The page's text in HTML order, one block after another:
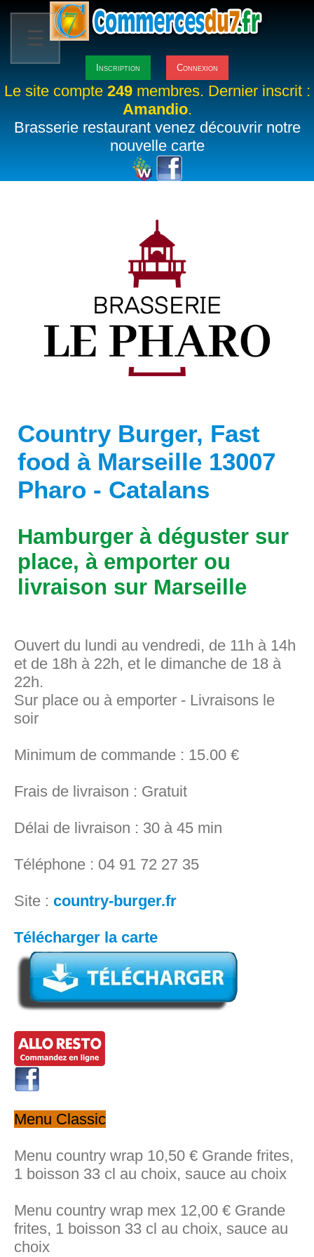
Inscription Connexion
Le site compte 249membres. Dernier inscrit :
Amandio.
Brasserie restaurant venez découvrir notre
nouvelle carte
☰
Country Burger, Fast
food à Marseille 13007
Pharo - Catalans
Hamburger à déguster sur
place, à emporter ou
livraison sur Marseille
Ouvert du lundi au vendredi, de 11h à 14h
et de 18h à 22h, et le dimanche de 18 à
22h.
Sur place ou à emporter - Livraisons le
soir
Minimum de commande : 15.00 €
Frais de livraison : Gratuit
Délai de livraison : 30 à 45 min
Téléphone : 04 91 72 27 35
Site :country-burger.fr
Télécharger la carte
Menu Classic
Menu country wrap 10,50 € Grande frites,
1 boisson 33 cl au choix, sauce au choix
Menu country wrap mex 12,00 € Grande
frites, 1 boisson 33 cl au choix, sauce au
choix